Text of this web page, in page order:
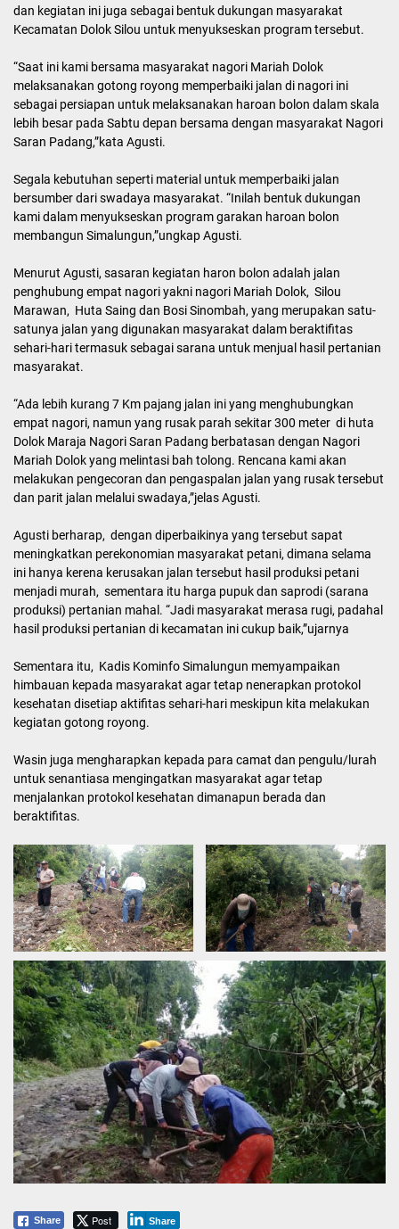
dan kegiatan ini juga sebagai bentuk dukungan masyarakat
Kecamatan Dolok Silou untuk menyukseskan program tersebut.
“Saat ini kami bersama masyarakat nagori Mariah Dolok
melaksanakan gotong royong memperbaiki jalan di nagori ini
sebagai persiapan untuk melaksanakan haroan bolon dalam skala
lebih besar pada Sabtu depan bersama dengan masyarakat Nagori
Saran Padang,”kata Agusti.
Segala kebutuhan seperti material untuk memperbaiki jalan
bersumber dari swadaya masyarakat. “Inilah bentuk dukungan
kami dalam menyukseskan program garakan haroan bolon
membangun Simalungun,”ungkap Agusti.
Menurut Agusti, sasaran kegiatan haron bolon adalah jalan
penghubung empat nagori yakni nagori Mariah Dolok, Silou
Marawan, Huta Saing dan Bosi Sinombah, yang merupakan satu-
satunya jalan yang digunakan masyarakat dalam beraktifitas
sehari-hari termasuk sebagai sarana untuk menjual hasil pertanian
masyarakat.
“Ada lebih kurang 7 Km pajang jalan ini yang menghubungkan
empat nagori, namun yang rusak parah sekitar 300 meter di huta
Dolok Maraja Nagori Saran Padang berbatasan dengan Nagori
Mariah Dolok yang melintasi bah tolong. Rencana kami akan
melakukan pengecoran dan pengaspalan jalan yang rusak tersebut
dan parit jalan melalui swadaya,”jelas Agusti.
Agusti berharap, dengan diperbaikinya yang tersebut sapat
meningkatkan perekonomian masyarakat petani, dimana selama
ini hanya kerena kerusakan jalan tersebut hasil produksi petani
menjadi murah, sementara itu harga pupuk dan saprodi (sarana
produksi) pertanian mahal. “Jadi masyarakat merasa rugi, padahal
hasil produksi pertanian di kecamatan ini cukup baik,”ujarnya
Sementara itu, Kadis Kominfo Simalungun memyampaikan
himbauan kepada masyarakat agar tetap nenerapkan protokol
kesehatan disetiap aktifitas sehari-hari meskipun kita melakukan
kegiatan gotong royong.
Wasin juga mengharapkan kepada para camat dan pengulu/lurah
untuk senantiasa mengingatkan masyarakat agar tetap
menjalankan protokol kesehatan dimanapun berada dan
beraktifitas.
Share Post Share